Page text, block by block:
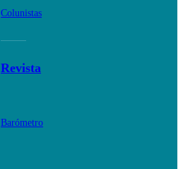
Colunistas
Revista
Barómetro